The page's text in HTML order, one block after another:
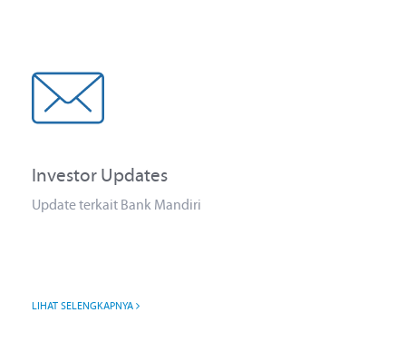
Investor Updates
Update terkait Bank Mandiri
LIHAT SELENGKAPNYA